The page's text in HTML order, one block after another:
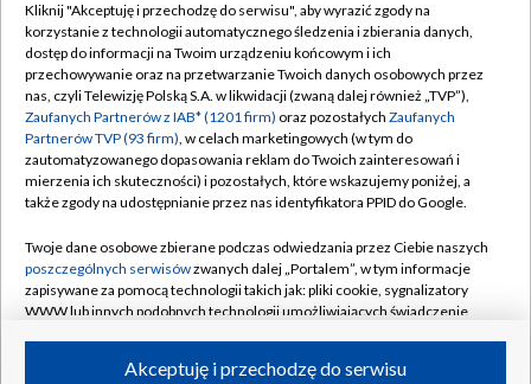
TVP
Abonament TVP
Sklep TVP
Biuro Reklamy
Oferta Handlowa
Emisja w TVP
Rada Programowa
Ogłoszenia przetargowe
Akademia Telewizyjna
Regulamin TVP
Polityka prywatności
Moje zgody
Biuro reklamy
Kanały
©2026 Telewizja Polska Spółka Akcyjna w likwidacji
Kliknij "Akceptuję i przechodzę do serwisu", aby wyrazić zgody na
korzystanie z technologii automatycznego śledzenia i zbierania danych,
dostęp do informacji na Twoim urządzeniu końcowym i ich
przechowywanie oraz na przetwarzanie Twoich danych osobowych przez
nas, czyli Telewizję Polską S.A. w likwidacji (zwaną dalej również „TVP”),
Zaufanych Partnerów z IAB* (1201 firm) oraz pozostałych Zaufanych
Partnerów TVP (93 firm), w celach marketingowych (w tym do
zautomatyzowanego dopasowania reklam do Twoich zainteresowań i
mierzenia ich skuteczności) i pozostałych, które wskazujemy poniżej, a
także zgody na udostępnianie przez nas identyfikatora PPID do Google.
Twoje dane osobowe zbierane podczas odwiedzania przez Ciebie naszych
poszczególnych serwisówzwanych dalej „Portalem”, w tym informacje
zapisywane za pomocą technologii takich jak: pliki cookie, sygnalizatory
WWW lub innych podobnych technologii umożliwiających świadczenie
ruchu w Internecie.Akceptuję i przechodzę do serwisu